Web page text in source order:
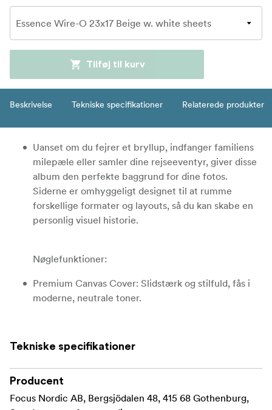
Tilføj til kurv
Beskrivelse Tekniske specifikationer Relaterede produkter
Uanset om du fejrer et bryllup, indfanger familiens
milepæle eller samler dine rejseeventyr, giver disse
album den perfekte baggrund for dine fotos.
Siderne er omhyggeligt designet til at rumme
forskellige formater og layouts, så du kan skabe en
personlig visuel historie.
Nøglefunktioner:
Premium Canvas Cover: Slidstærk og stilfuld, fås i
moderne, neutrale toner.
en ti år lang garanti.
Elegant design: En ren, minimalistisk æstetik, der
Tekniske specifikationer
Producent
Focus Nordic AB, Bergsjödalen 48, 415 68 Gothenburg,